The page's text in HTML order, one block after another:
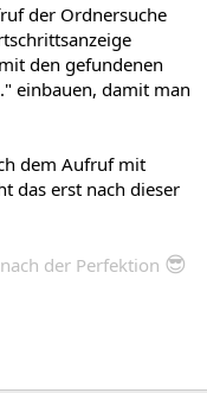
der Ordnersuche
den gefundenen
einbauen, damit man
dem Aufruf mit
das erst nach dieser
der Perfektion 😎